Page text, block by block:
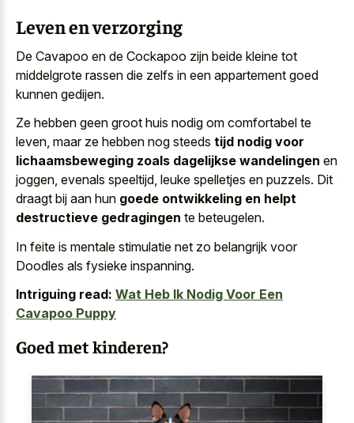
Leven en verzorging
De Cavapoo en de Cockapoo zijn beide kleine tot
middelgrote rassen die zelfs in een appartement goed
kunnen gedijen.
Ze hebben geen groot huis nodig om comfortabel te
leven, maar ze hebben nog steeds tijd nodig voor
lichaamsbeweging zoals dagelijkse wandelingen en
joggen, evenals speeltijd, leuke spelletjes en puzzels. Dit
draagt bij aan hun goede ontwikkeling en helpt
destructieve gedragingen te beteugelen.
In feite is mentale stimulatie net zo belangrijk voor
Doodles als fysieke inspanning.
Intriguing read: Wat Heb Ik Nodig Voor Een
Cavapoo Puppy
Goed met kinderen?